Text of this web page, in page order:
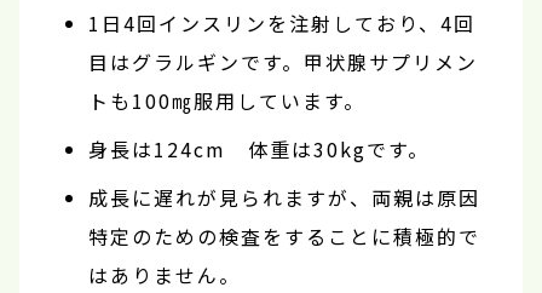
1日4回インスリンを注射しており、4回
目はグラルギンです。甲状腺サプリメン
トも100㎎服用しています。
身長は124cm 体重は30kgです。
成長に遅れが見られますが、両親は原因
特定のための検査をすることに積極的で
はありません。